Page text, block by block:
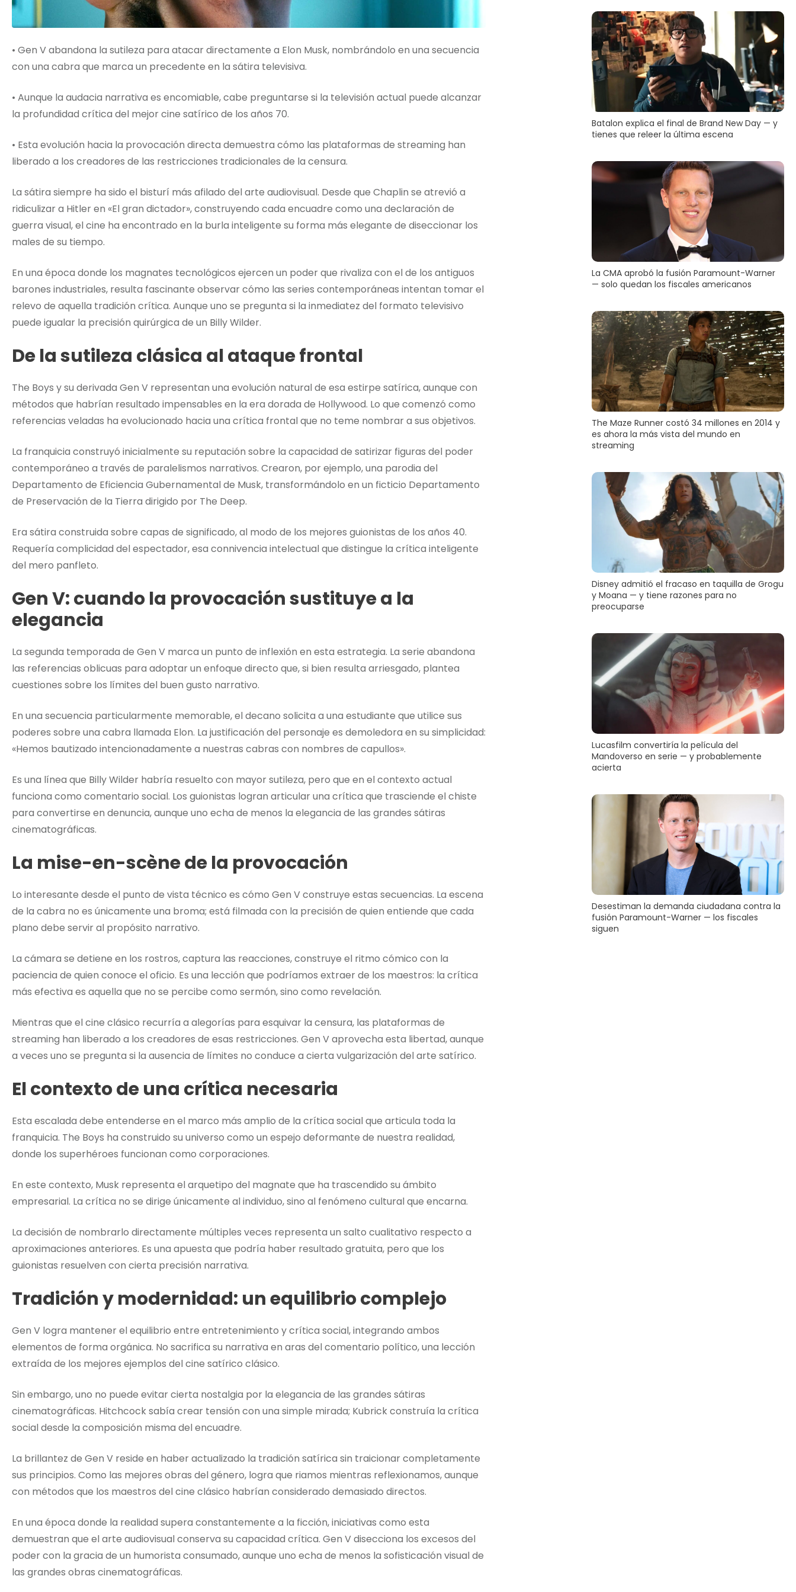
• Gen V abandona la sutileza para atacar directamente a Elon Musk, nombrándolo en una secuencia
con una cabra que marca un precedente en la sátira televisiva.
• Aunque la audacia narrativa es encomiable, cabe preguntarse si la televisión actual puede alcanzar
la profundidad crítica del mejor cine satírico de los años 70.
• Esta evolución hacia la provocación directa demuestra cómo las plataformas de streaming han
liberado a los creadores de las restricciones tradicionales de la censura.
La sátira siempre ha sido el bisturí más afilado del arte audiovisual. Desde que Chaplin se atrevió a
ridiculizar a Hitler en «El gran dictador», construyendo cada encuadre como una declaración de
guerra visual, el cine ha encontrado en la burla inteligente su forma más elegante de diseccionar los
males de su tiempo.
En una época donde los magnates tecnológicos ejercen un poder que rivaliza con el de los antiguos
barones industriales, resulta fascinante observar cómo las series contemporáneas intentan tomar el
relevo de aquella tradición crítica. Aunque uno se pregunta si la inmediatez del formato televisivo
puede igualar la precisión quirúrgica de un Billy Wilder.
De la sutileza clásica al ataque frontal
The Boys y su derivada Gen V representan una evolución natural de esa estirpe satírica, aunque con
métodos que habrían resultado impensables en la era dorada de Hollywood. Lo que comenzó como
referencias veladas ha evolucionado hacia una crítica frontal que no teme nombrar a sus objetivos.
La franquicia construyó inicialmente su reputación sobre la capacidad de satirizar figuras del poder
contemporáneo a través de paralelismos narrativos. Crearon, por ejemplo, una parodia del
Departamento de Eficiencia Gubernamental de Musk, transformándolo en un ficticio Departamento
de Preservación de la Tierra dirigido por The Deep.
Era sátira construida sobre capas de significado, al modo de los mejores guionistas de los años 40.
Requería complicidad del espectador, esa connivencia intelectual que distingue la crítica inteligente
del mero panfleto.
Gen V: cuando la provocación sustituye a la
elegancia
La segunda temporada de Gen V marca un punto de inflexión en esta estrategia. La serie abandona
las referencias oblicuas para adoptar un enfoque directo que, si bien resulta arriesgado, plantea
cuestiones sobre los límites del buen gusto narrativo.
En una secuencia particularmente memorable, el decano solicita a una estudiante que utilice sus
poderes sobre una cabra llamada Elon. La justificación del personaje es demoledora en su simplicidad:
«Hemos bautizado intencionadamente a nuestras cabras con nombres de capullos».
Es una línea que Billy Wilder habría resuelto con mayor sutileza, pero que en el contexto actual
funciona como comentario social. Los guionistas logran articular una crítica que trasciende el chiste
para convertirse en denuncia, aunque uno echa de menos la elegancia de las grandes sátiras
cinematográficas.
La mise-en-scène de la provocación
Lo interesante desde el punto de vista técnico es cómo Gen V construye estas secuencias. La escena
de la cabra no es únicamente una broma; está filmada con la precisión de quien entiende que cada
plano debe servir al propósito narrativo.
La cámara se detiene en los rostros, captura las reacciones, construye el ritmo cómico con la
paciencia de quien conoce el oficio. Es una lección que podríamos extraer de los maestros: la crítica
más efectiva es aquella que no se percibe como sermón, sino como revelación.
Mientras que el cine clásico recurría a alegorías para esquivar la censura, las plataformas de
streaming han liberado a los creadores de esas restricciones. Gen V aprovecha esta libertad, aunque
a veces uno se pregunta si la ausencia de límites no conduce a cierta vulgarización del arte satírico.
El contexto de una crítica necesaria
Esta escalada debe entenderse en el marco más amplio de la crítica social que articula toda la
franquicia. The Boys ha construido su universo como un espejo deformante de nuestra realidad,
donde los superhéroes funcionan como corporaciones.
En este contexto, Musk representa el arquetipo del magnate que ha trascendido su ámbito
empresarial. La crítica no se dirige únicamente al individuo, sino al fenómeno cultural que encarna.
La decisión de nombrarlo directamente múltiples veces representa un salto cualitativo respecto a
aproximaciones anteriores. Es una apuesta que podría haber resultado gratuita, pero que los
guionistas resuelven con cierta precisión narrativa.
Tradición y modernidad: un equilibrio complejo
Gen V logra mantener el equilibrio entre entretenimiento y crítica social, integrando ambos
elementos de forma orgánica. No sacrifica su narrativa en aras del comentario político, una lección
extraída de los mejores ejemplos del cine satírico clásico.
Sin embargo, uno no puede evitar cierta nostalgia por la elegancia de las grandes sátiras
cinematográficas. Hitchcock sabía crear tensión con una simple mirada; Kubrick construía la crítica
social desde la composición misma del encuadre.
La brillantez de Gen V reside en haber actualizado la tradición satírica sin traicionar completamente
sus principios. Como las mejores obras del género, logra que riamos mientras reflexionamos, aunque
con métodos que los maestros del cine clásico habrían considerado demasiado directos.
En una época donde la realidad supera constantemente a la ficción, iniciativas como esta
demuestran que el arte audiovisual conserva su capacidad crítica. Gen V disecciona los excesos del
poder con la gracia de un humorista consumado, aunque uno echa de menos la sofisticación visual de
las grandes obras cinematográficas.
Batalon explica el final de Brand New Day — y
tienes que releer la última escena
La CMA aprobó la fusión Paramount-Warner
— solo quedan los fiscales americanos
The Maze Runner costó 34 millones en 2014 y
es ahora la más vista del mundo en
streaming
Disney admitió el fracaso en taquilla de Grogu
y Moana — y tiene razones para no
preocuparse
Lucasfilm convertiría la película del
Mandoverso en serie — y probablemente
acierta
Desestiman la demanda ciudadana contra la
fusión Paramount-Warner — los fiscales
siguen